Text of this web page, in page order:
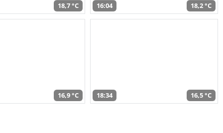
18,7 °C 16:04 18,2 °C
16,9 °C 18:34 16,5 °C